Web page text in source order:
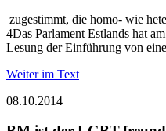
zugestimmt, die homo- wie
4Das Parlament Estlands hat
Lesung der Einführung von
Weiter im Text
08.10.2014